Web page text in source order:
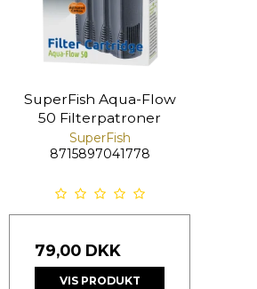
SuperFish Aqua-Flow
50 Filterpatroner
SuperFish
8715897041778
79,00 DKK
VIS PRODUKT